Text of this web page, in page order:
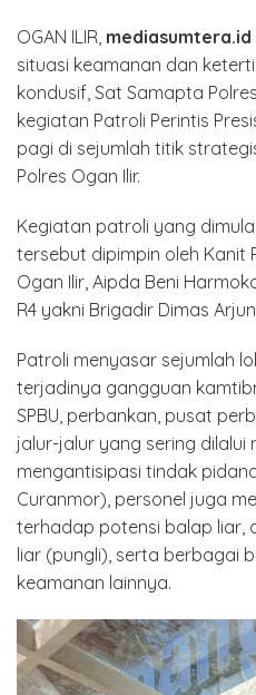
OGAN ILIR, mediasumtera.id
situasi keamanan dan
kondusif, Sat Samapta
kegiatan Patroli Perintis
pagi di sejumlah titik
Polres Ogan Ilir.
Kegiatan patroli yang
tersebut dipimpin oleh Kanit
Ogan Ilir, Aipda Beni
R4 yakni Brigadir Dimas
Patroli menyasar sejumlah
terjadinya gangguan
SPBU, perbankan, pusat
jalur-jalur yang sering dilalui
mengantisipasi tindak
Curanmor), personel juga
terhadap potensi balap liar,
liar (pungli), serta berbagai
keamanan lainnya.